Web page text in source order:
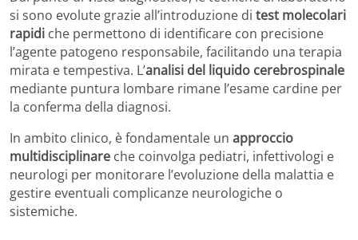
si sono evolute grazie all’introduzione di test molecolari
rapidi che permettono di identificare con precisione
l’agente patogeno responsabile, facilitando una terapia
mirata e tempestiva. L’analisi del liquido cerebrospinale
mediante puntura lombare rimane l’esame cardine per
la conferma della diagnosi.
In ambito clinico, è fondamentale un approccio
multidisciplinare che coinvolga pediatri, infettivologi e
neurologi per monitorare l’evoluzione della malattia e
gestire eventuali complicanze neurologiche o
sistemiche.